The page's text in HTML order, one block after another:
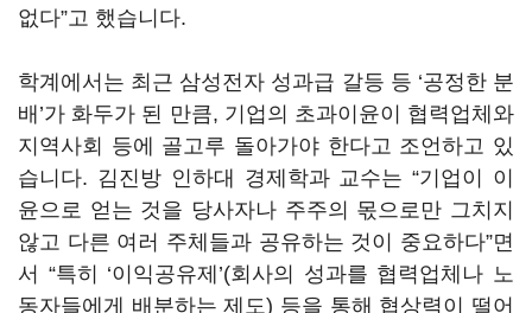
없다”고 했습니다.
학계에서는 최근 삼성전자 성과급 갈등 등 ‘공정한 분
배 ’가 화두가 된 만큼, 기업의 초과이윤이 협력업체와
지역사회 등에 골고루 돌아가야 한다고 조언하고 있
습니다. 김진방 인하대 경제학과 교수는“기업이 이
윤으로 얻는 것을 당사자나 주주의 몫으로만 그치지
않고 다른 여러 주체들과 공유하는 것이 중요하다”면
서 “특히 ‘이익공유제 ’(회사의 성과를 협력업체나 노
동자들에게 배분하는 제도) 등을 통해 협상력이 떨어